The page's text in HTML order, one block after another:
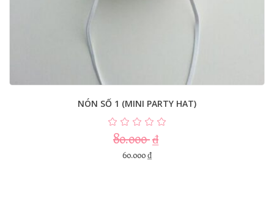
NÓN SỐ 1 (MINI PARTY HAT)
80.000₫
60.000₫